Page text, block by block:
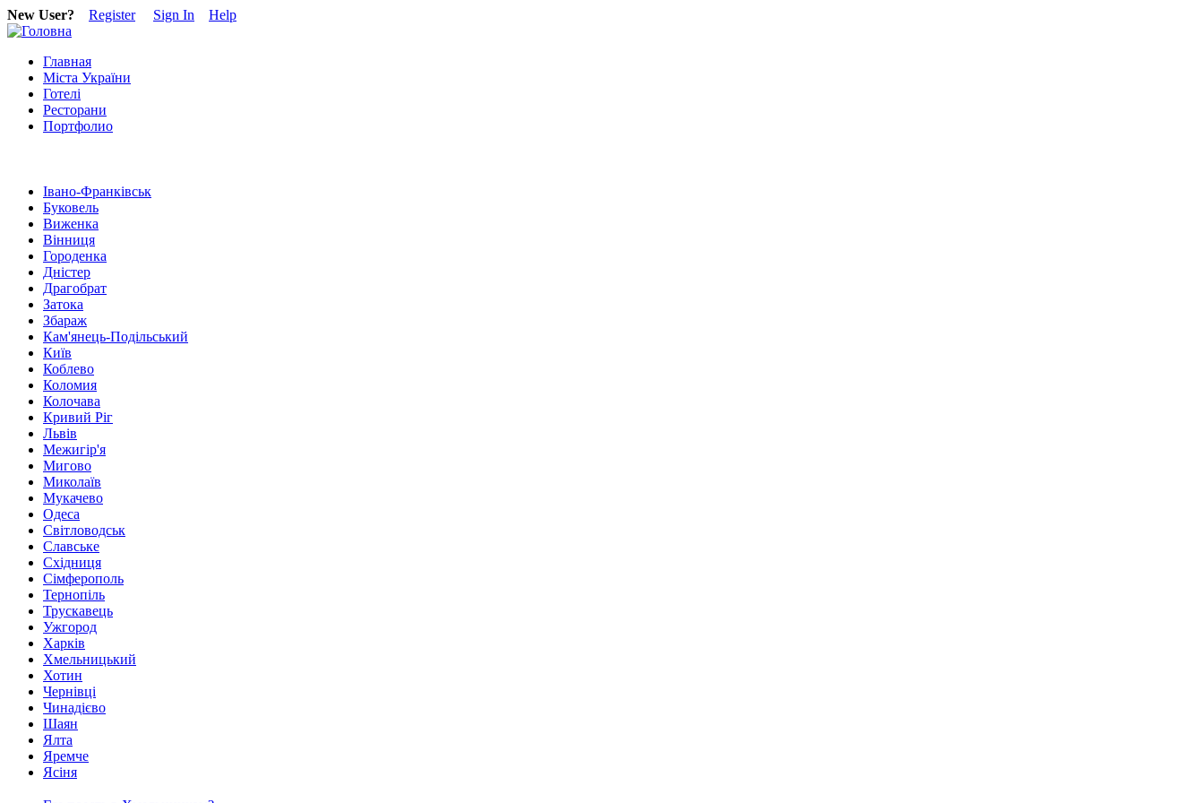
New User? Register Sign In Help
Главная
Міста України
Готелі
Ресторани
Портфолио
Івано-Франківськ
Буковель
Виженка
Вінниця
Городенка
Дністер
Драгобрат
Затока
Збараж
Кам'янець-Подільський
Київ
Коблево
Коломия
Колочава
Кривий Ріг
Львів
Межигір'я
Мигово
Миколаїв
Мукачево
Одеса
Світловодськ
Славське
Східниця
Сімферополь
Тернопіль
Трускавець
Ужгород
Харків
Хмельницький
Хотин
Чернівці
Чинадієво
Шаян
Ялта
Яремче
Ясіня